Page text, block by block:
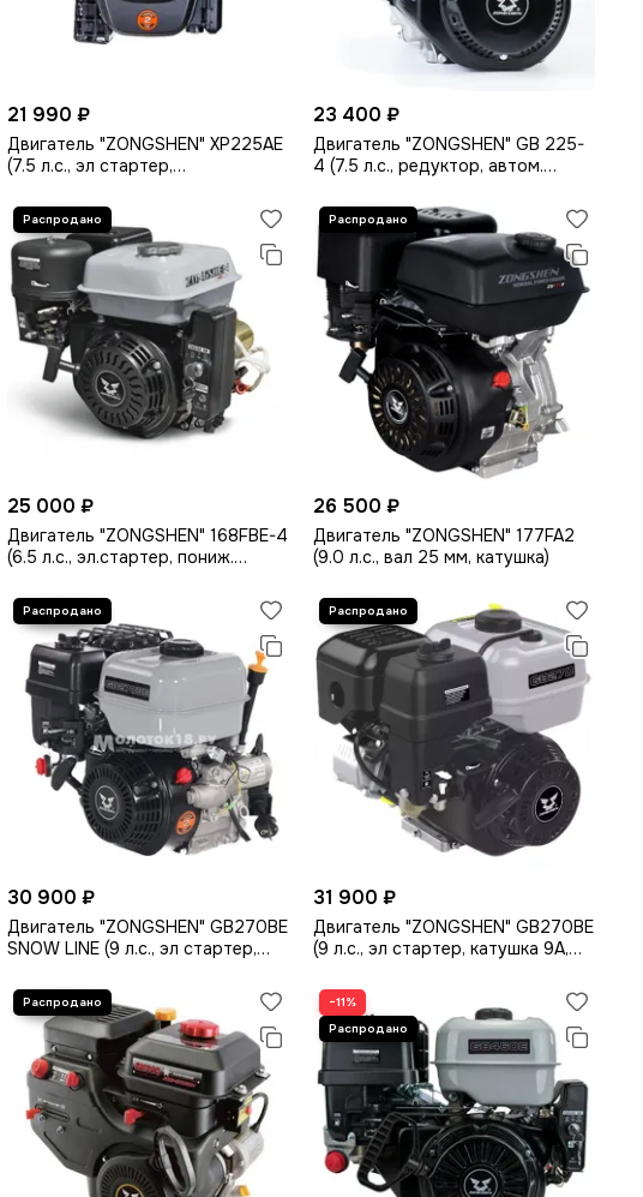
21 990 ₽
Двигатель "ZONGSHEN" XP225AE
(7.5 л.с., эл стартер,
23 400 ₽
Двигатель "ZONGSHEN" GB 225-
4 (7.5 л.с., редуктор, автом.
25 000 ₽
Двигатель "ZONGSHEN" 168FBE-4
(6.5 л.с., эл.стартер, пониж.
9А)
26 500 ₽
Двигатель "ZONGSHEN" 177FA2
(9.0 л.с., вал 25 мм, катушка)
30 900 ₽
Двигатель "ZONGSHEN" GB270BE
SNOW LINE (9 л.с., эл стартер,
31 900 ₽
Двигатель "ZONGSHEN" GB270BE
(9 л.с., эл стартер, катушка 9А,
−11%